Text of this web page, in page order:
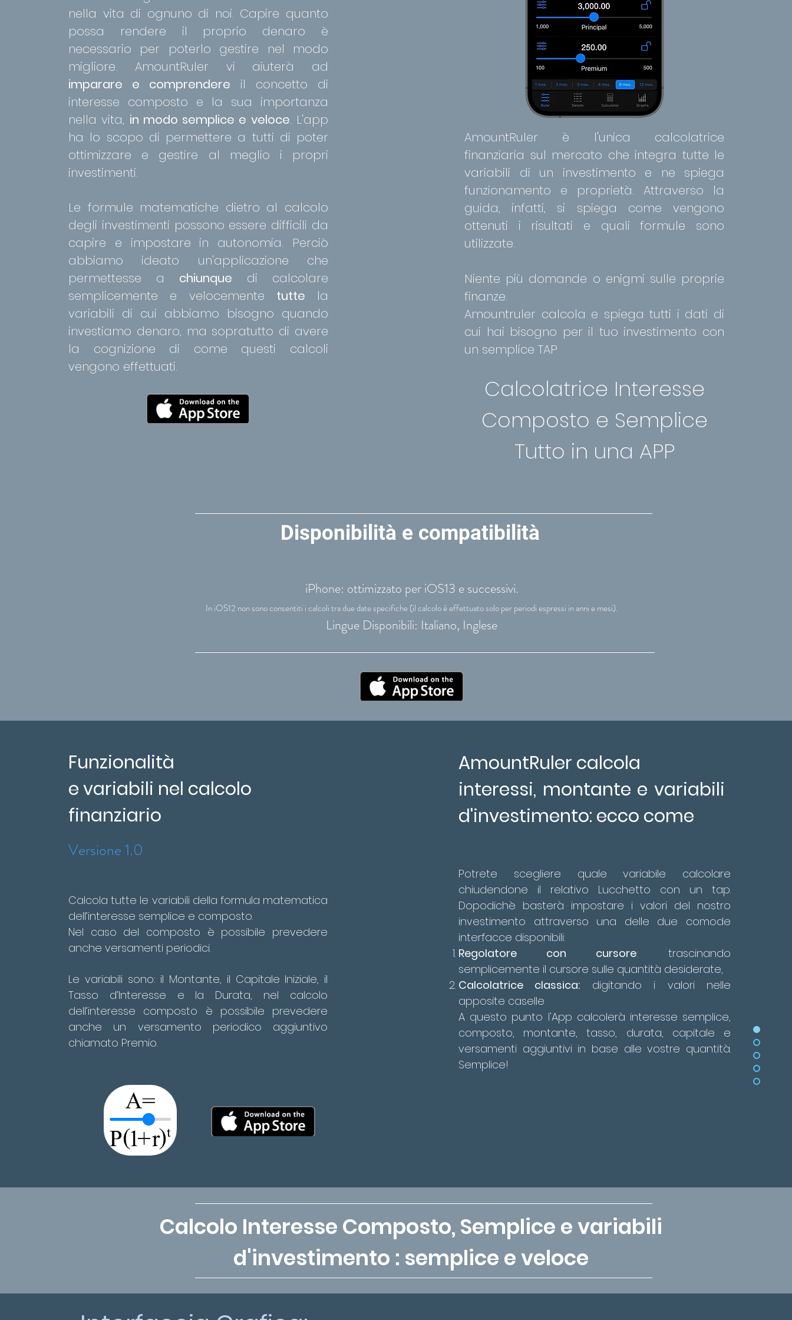
nella vita di ognuno di noi. Capire quanto
possa rendere il proprio denaro è
necessario per poterlo gestire nel modo
migliore. AmountRuler vi aiuterà ad
imparare e comprendere il concetto di
interesse composto e la sua importanza
nella vita, in modo semplice e veloce. L'app
ha lo scopo di permettere a tutti di poter
ottimizzare e gestire al meglio i propri
investimenti.
Le formule matematiche dietro al calcolo
degli investimenti possono essere difficili da
capire e impostare in autonomia. Perciò
abbiamo ideato un'applicazione che
permettesse a chiunque di calcolare
semplicemente e velocemente tutte la
variabili di cui abbiamo bisogno quando
investiamo denaro, ma sopratutto di avere
la cognizione di come questi calcoli
vengono effettuati.
AmountRuler è l'unica calcolatrice
finanziaria sul mercato che integra tutte le
variabili di un investimento e ne spiega
funzionamento e proprietà. Attraverso la
guida, infatti, si spiega come vengono
ottenuti i risultati e quali formule sono
utilizzate.
Niente più domande o enigmi sulle proprie
finanze.
Amountruler calcola e spiega tutti i dati di
cui hai bisogno per il tuo investimento con
un semplice TAP
Calcolatrice Interesse
Composto e Semplice
Tutto in una APP
Disponibilità e compatibilità
iPhone: ottimizzato per iOS13 e successivi.
In iOS12 non sono consentiti i calcoli tra due date specifiche (il calcolo è effettuato solo per periodi espressi in anni e mesi).
Lingue Disponibili: Italiano, Inglese
Funzionalità
e variabili nel calcolo
finanziario
Versione 1.0
Calcola tutte le variabili della formula matematica
dell’interesse semplice e composto.
Nel caso del composto è possibile prevedere
anche versamenti periodici.
Le variabili sono: il Montante, il Capitale Iniziale, il
Tasso d’Interesse e la Durata, nel calcolo
dell’interesse composto è possibile prevedere
anche un versamento periodico aggiuntivo
chiamato Premio.
AmountRuler calcola
interessi, montante e variabili
d'investimento: ecco come
Potrete scegliere quale variabile calcolare
chiudendone il relativo Lucchetto con un tap.
Dopodichè basterà impostare i valori del nostro
investimento attraverso una delle due comode
interfacce disponibili:
Regolatore con cursore: trascinando
semplicemente il cursore sulle quantità desiderate,
Calcolatrice classica: digitando i valori nelle
apposite caselle
A questo punto l'App calcolerà interesse semplice,
composto, montante, tasso, durata, capitale e
versamenti aggiuntivi in base alle vostre quantità.
Semplice!
Calcolo Interesse Composto, Semplice e variabili
d'investimento : semplice e veloce